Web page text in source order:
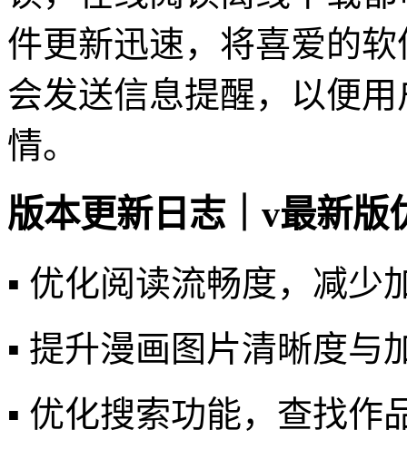
件更新迅速，将喜爱的
会发送信息提醒，以便
情。
版本更新日志｜v最新版
▪️ 优化阅读流畅度，减少
▪️ 提升漫画图片清晰度与
▪️ 优化搜索功能，查找作